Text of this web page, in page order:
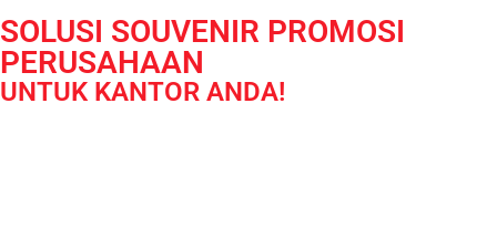
SOLUSI SOUVENIR PROMOSI
PERUSAHAAN
UNTUK KANTOR ANDA!